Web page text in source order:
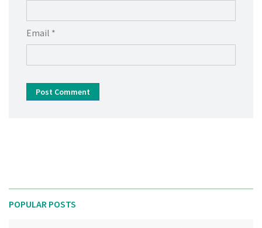
Email *
Post Comment
POPULAR POSTS